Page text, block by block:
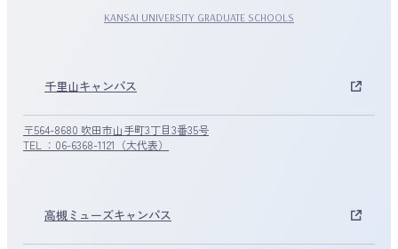
KANSAI UNIVERSITY GRADUATE SCHOOLS
千里山キャンパス
〒564-8680 吹田市山手町3丁目3番35号
TEL ：06-6368-1121（大代表）
高槻ミューズキャンパス